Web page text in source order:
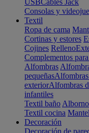
USBCables Jack
Consolas y
Textil
Ropa de cama
Cortinas y estores
Cojines Relleno
Complementos
Alfombras
pequeñas
exteriorAlfombras
infantiles
Textil baño
Textil cocina
Decoración
Decoración de